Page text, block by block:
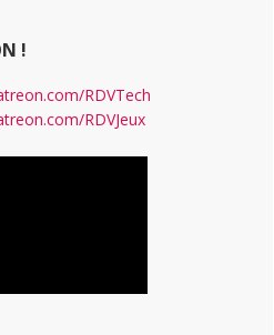
!
RDVTech
RDVJeux